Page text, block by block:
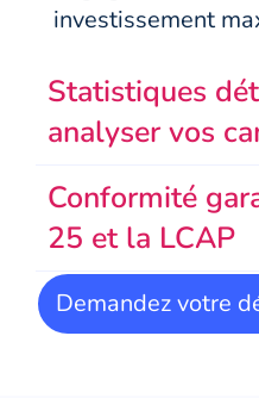
investissement
Statistiques
analyser vos
Conformité
25 et la LCAP
Demandez votre